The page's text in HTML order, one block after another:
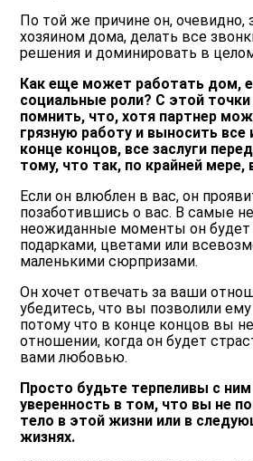
По той же причине он, очевидно,
хозяином дома, делать все
решения и доминировать в
Как еще может работать дом,
социальные роли? С этой точки
помнить, что, хотя партнер
грязную работу и выносить все
конце концов, все заслуги
тому, что так, по крайней мере,
Если он влюблен в вас, он
позаботившись о вас. В самые
неожиданные моменты он будет
подарками, цветами или
маленькими сюрпризами.
Он хочет отвечать за ваши
убедитесь, что вы позволили
потому что в конце концов вы
отношении, когда он будет
вами любовью.
Просто будьте терпеливы с
уверенность в том, что вы не
тело в этой жизни или в
жизнях.